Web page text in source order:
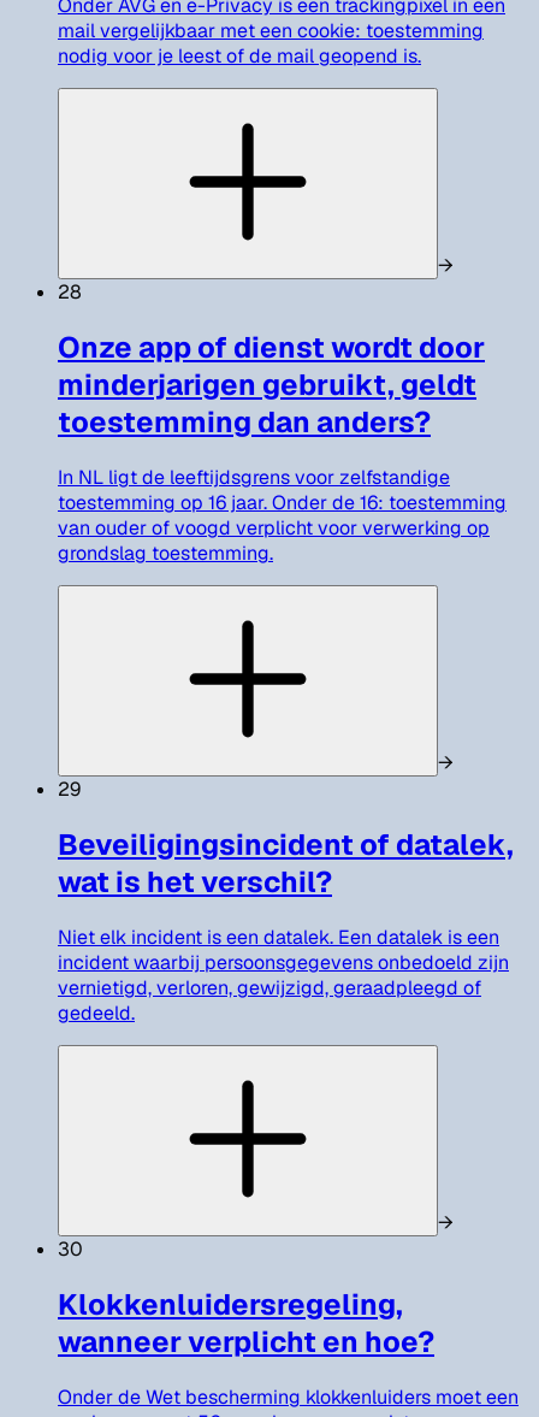
Onder AVG en e-Privacy is een trackingpixel in een
mail vergelijkbaar met een cookie: toestemming
nodig voor je leest of de mail geopend is.
→
28
Onze app of dienst wordt door
minderjarigen gebruikt, geldt
toestemming dan anders?
In NL ligt de leeftijdsgrens voor zelfstandige
toestemming op 16 jaar. Onder de 16: toestemming
van ouder of voogd verplicht voor verwerking op
grondslag toestemming.
→
29
Beveiligingsincident of datalek,
wat is het verschil?
Niet elk incident is een datalek. Een datalek is een
incident waarbij persoonsgegevens onbedoeld zijn
vernietigd, verloren, gewijzigd, geraadpleegd of
gedeeld.
→
30
Klokkenluidersregeling,
wanneer verplicht en hoe?
Onder de Wet bescherming klokkenluiders moet een